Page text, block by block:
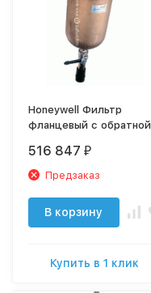
Honeywell Фильтр
фланцевый с обратной
20 мкм, арт. F76S-80FB
516 847 ₽
Предзаказ
В корзину
Купить в 1 клик